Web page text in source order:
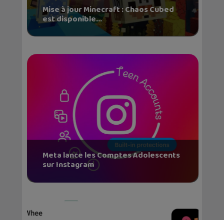
Mise à jour Minecraft : Chaos Cubed
est disponible...
Meta lance les Comptes Adolescents
sur Instagram